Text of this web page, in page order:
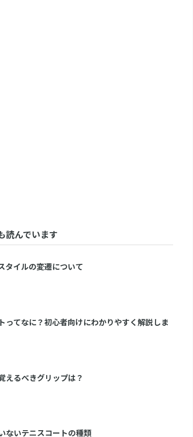
読んでいます
タイルの変遷について
ってなに？初心者向けにわかりやすく解説しま
えるべきグリップは？
ないテニスコートの種類